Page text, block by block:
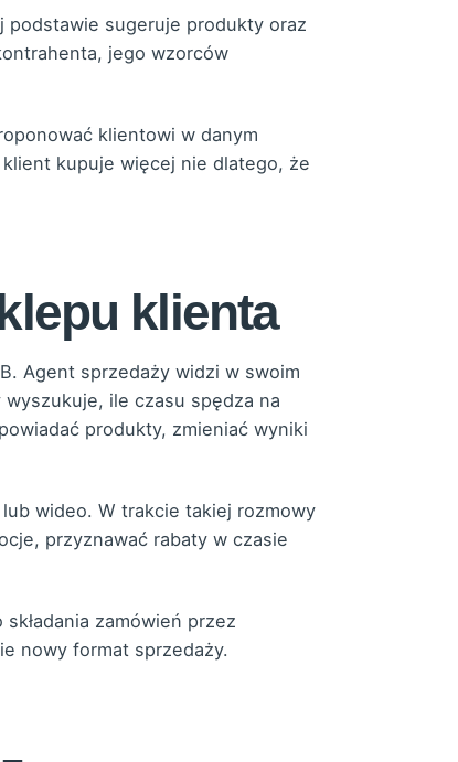
podstawie sugeruje produkty oraz
jego wzorców
klientowi w danym
kupuje więcej nie dlatego, że
klienta
Agent sprzedaży widzi w swoim
ile czasu spędza na
produkty, zmieniać wyniki
wideo. W trakcie takiej rozmowy
przyznawać rabaty w czasie
zamówień przez
nowy format sprzedaży.